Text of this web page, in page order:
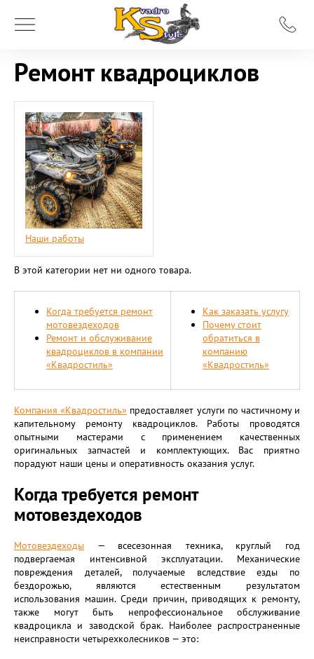
Ремонт квадроциклов
Наши работы
В этой категории нет ни одного товара.
Когда требуется ремонт
мотовездеходов
Ремонт и обслуживание
квадроциклов в компании
«Квадростиль»
Как заказать услугу
Почему стоит
обратиться в
компанию
«Квадростиль»
Компания «Квадростиль» предоставляет услуги по частичному и
капительному ремонту квадроциклов. Работы проводятся
опытными мастерами с применением качественных
оригинальных запчастей и комплектующих. Вас приятно
порадуют наши цены и оперативность оказания услуг.
Когда требуется ремонт
мотовездеходов
Мотовездеходы — всесезонная техника, круглый год
подвергаемая интенсивной эксплуатации. Механические
повреждения деталей, получаемые вследствие езды по
бездорожью, являются естественным результатом
использования машин. Среди причин, приводящих к ремонту,
также могут быть непрофессиональное обслуживание
квадроцикла и заводской брак. Наиболее распространенные
неисправности четырехколесников — это: